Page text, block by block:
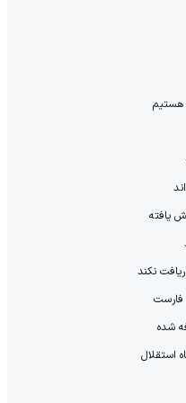
یافته
نکند
فارست
شده
استقلال